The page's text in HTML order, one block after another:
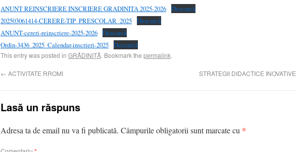
ANUNT REINSCRIERE INSCRIERE GRADINITA 2025-2026 Descarcă
202503061414-CERERE-TIP_PRESCOLAR_2025 Descarcă
ANUNT-cereri-reinscriere-2025-2026 Descarcă
Ordin-3436_2025_Calendar-inscrieri-2025 Descarcă
This entry was posted in GRĂDINIȚĂ. Bookmark the permalink.
← ACTIVITATE RROMI STRATEGII DIDACTICE INOVATIVE
Lasă un răspuns
Adresa ta de email nu va fi publicată. Câmpurile obligatorii sunt marcate cu *